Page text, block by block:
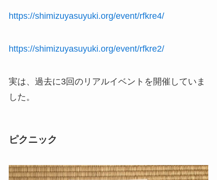
https://shimizuyasuyuki.org/event/rfkre4/
https://shimizuyasuyuki.org/event/rfkre2/
実は、過去に3回のリアルイベントを開催していま
した。
ピクニック